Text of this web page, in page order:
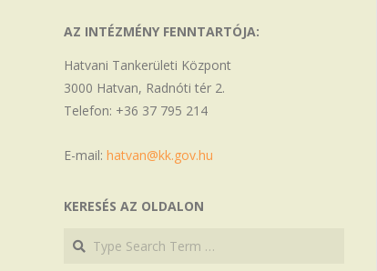
AZ INTÉZMÉNY FENNTARTÓJA:
Hatvani Tankerületi Központ
3000 Hatvan, Radnóti tér 2.
Telefon: +36 37 795 214
E-mail:hatvan@kk.gov.hu
KERESÉS AZ OLDALON
Search
Search